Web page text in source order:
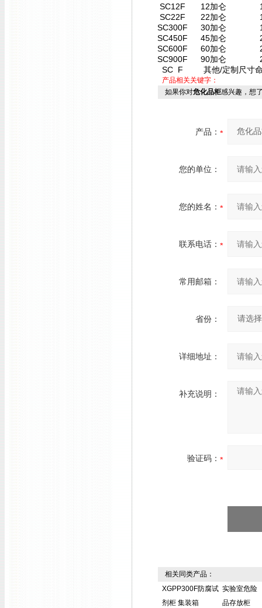
SC12F
12加仑
SC22F
22加仑
SC300F
30加仑
SC450F
45加仑
SC600F
60加仑
SC900F
90加仑
SC F
其他/定制尺寸
产品相关关键字：
如果你对危化品柜感兴趣，想
产品：
您的单位：
您的姓名：
联系电话：
常用邮箱：
省份：
详细地址：
补充说明：
验证码：
相关同类产品：
XGPP300F防腐试
剂柜 集装箱
实验室危险
品存放柜